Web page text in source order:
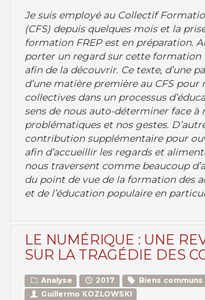
Je suis employé au Collectif
(CFS) depuis quelques mois et la
formation FREP est en préparation.
porter un regard sur cette formation
afin de la découvrir. Ce texte, d’une
d’une matière première au CFS pour
collectives dans un processus
sens de nous auto-déterminer face à
problématiques et nos gestes.
contribution supplémentaire pour
afin d’accueillir les regards et
nous traversent comme beaucoup
du point de vue de la formation des
et de l’éducation populaire en
LE NUMÉRIQUE : UNE
SUR LA TRAGÉDIE DES
Analyse 2017 Biens communs
Guillermo KOZLOWSKI